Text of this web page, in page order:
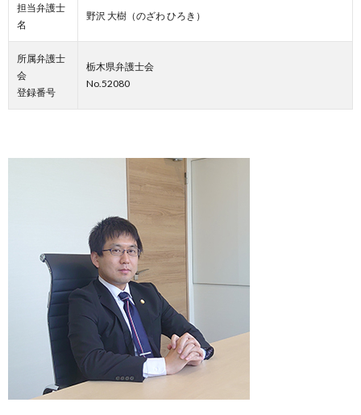
担当弁護士
名
野沢 大樹（のざわ ひろき）
所属弁護士
会
登録番号
栃木県弁護士会
No.52080